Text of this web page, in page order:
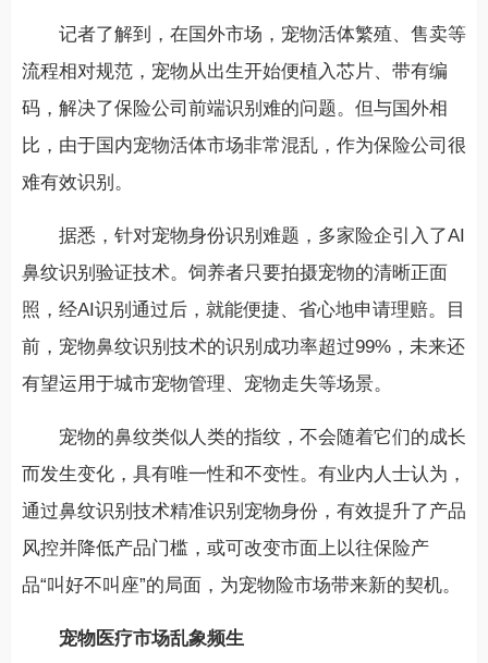
记者了解到，在国外市场，宠物活体繁殖、售卖等
流程相对规范，宠物从出生开始便植入芯片、带有编
码，解决了保险公司前端识别难的问题。但与国外相
比，由于国内宠物活体市场非常混乱，作为保险公司很
难有效识别。
据悉，针对宠物身份识别难题，多家险企引入了AI
鼻纹识别验证技术。饲养者只要拍摄宠物的清晰正面
照，经AI识别通过后，就能便捷、省心地申请理赔。目
前，宠物鼻纹识别技术的识别成功率超过99%，未来还
有望运用于城市宠物管理、宠物走失等场景。
宠物的鼻纹类似人类的指纹，不会随着它们的成长
而发生变化，具有唯一性和不变性。有业内人士认为，
通过鼻纹识别技术精准识别宠物身份，有效提升了产品
风控并降低产品门槛，或可改变市面上以往保险产
品“叫好不叫座”的局面，为宠物险市场带来新的契机。
宠物医疗市场乱象频生